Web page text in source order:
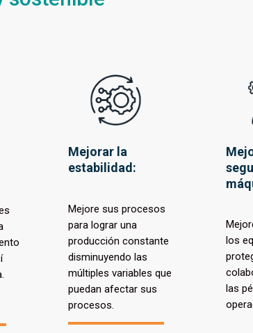
Mejorar la
estabilidad:
Mejore sus procesos
para lograr una
producción constante
disminuyendo las
múltiples variables que
puedan afectar sus
procesos.
los
las